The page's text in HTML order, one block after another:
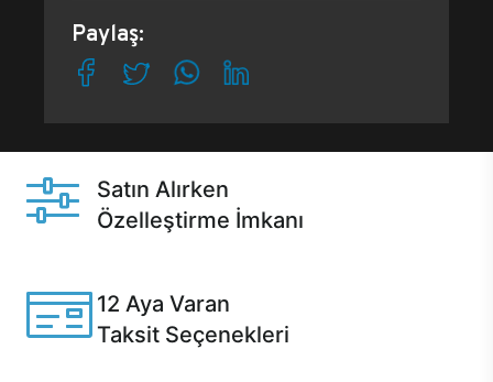
Paylaş:
Satın Alırken
Özelleştirme İmkanı
12 Aya Varan
Taksit Seçenekleri